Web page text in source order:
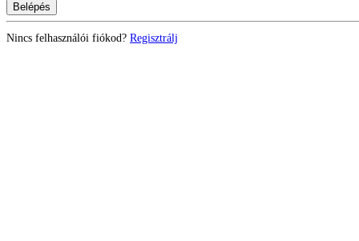
Belépés
Nincs felhasználói fiókod? Regisztrálj